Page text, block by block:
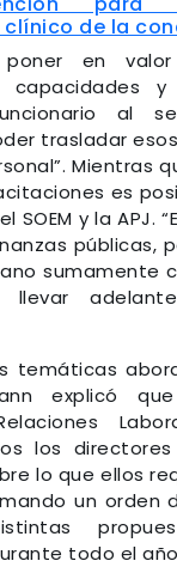
de la
en
capacidades y
al
trasladar
Mientras
es
SOEM y la APJ.
públicas,
sumamente
llevar
temáticas
explicó
los
lo que ellos
un orden
todo el